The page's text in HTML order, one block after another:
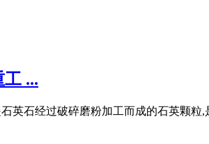
...
英石经过破碎磨粉加工而成的石英颗粒